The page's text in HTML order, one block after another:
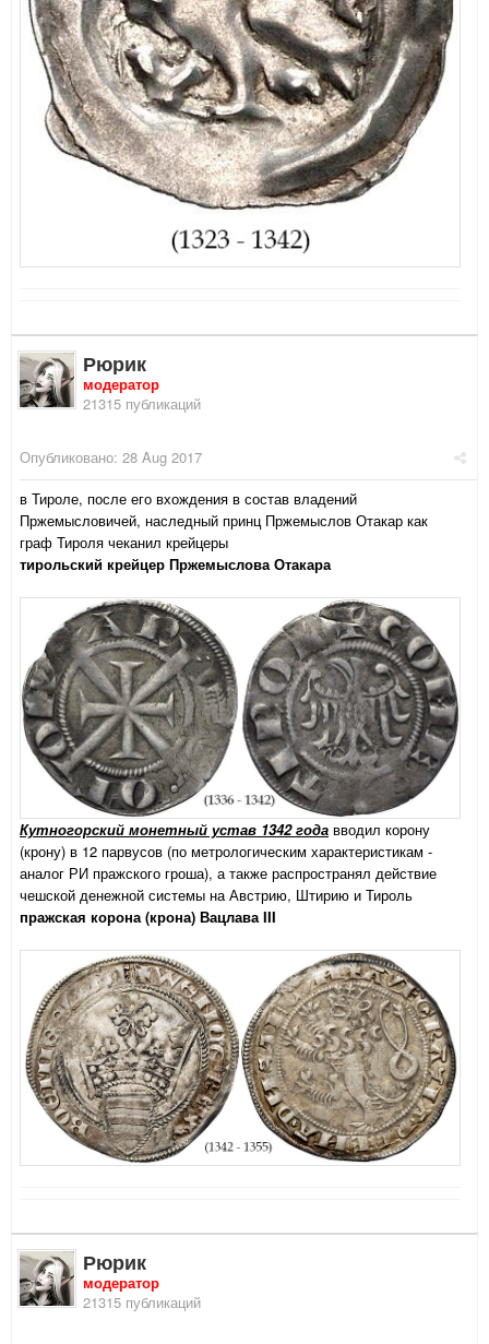
Рюрик
модератор
21315 публикаций
Опубликовано: 28 Aug 2017
в Тироле, после его вхождения в состав владений
Пржемысловичей, наследный принц Пржемыслов Отакар как
граф Тироля чеканил крейцеры
тирольский крейцер Пржемыслова Отакара
Кутногорский монетный устав 1342 года вводил корону
(крону) в 12 парвусов (по метрологическим характеристикам -
аналог РИ пражского гроша), а также распространял действие
чешской денежной системы на Австрию, Штирию и Тироль
пражская корона (крона) Вацлава III
Рюрик
модератор
21315 публикаций